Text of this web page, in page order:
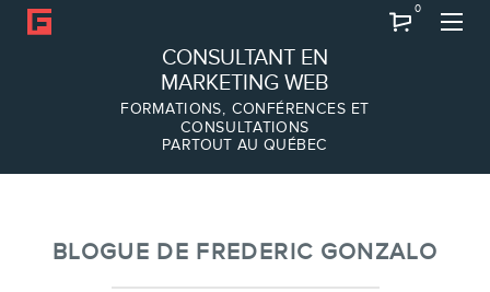
CONSULTANT EN
MARKETING WEB
FORMATIONS, CONFÉRENCES ET
CONSULTATIONS
PARTOUT AU QUÉBEC
0
À PROPOS
Équipe
BLOGUE DE FREDERIC GONZALO